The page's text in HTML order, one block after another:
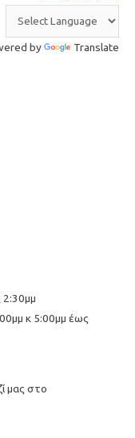
by Translate
κ 5:00μμ έως
μας στο